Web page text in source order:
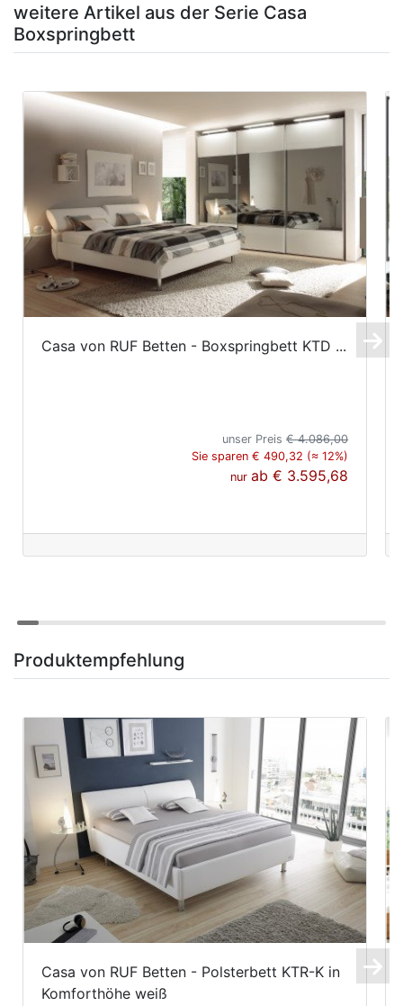
weitere Artikel aus der Serie Casa
Boxspringbett
Casa von RUF Betten - Boxspringbett KTD ...
unser Preis€ 4.086,00
Sie sparen € 490,32 (≈ 12%)
nurab€ 3.595,68
Produktempfehlung
Casa von RUF Betten - Polsterbett KTR-K in
Komforthöhe weiß